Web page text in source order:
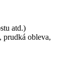
atd.)
prudká obleva,